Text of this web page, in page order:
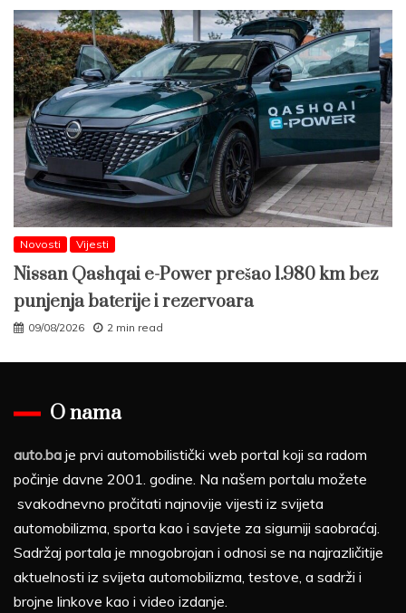
Novosti Vijesti
Nissan Qashqai e-Power prešao 1.980 km bez
punjenja baterije i rezervoara
09/08/2026 2 min read
O nama
auto.ba je prvi automobilistički web portal koji sa radom
počinje davne 2001. godine. Na našem portalu možete
svakodnevno pročitati najnovije vijesti iz svijeta
automobilizma, sporta kao i savjete za sigurniji saobraćaj.
Sadržaj portala je mnogobrojan i odnosi se na najrazličitije
aktuelnosti iz svijeta automobilizma, testove, a sadrži i
brojne linkove kao i video izdanje.